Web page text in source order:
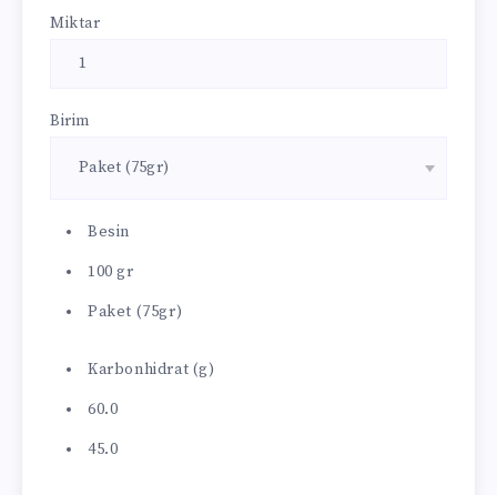
Miktar
Birim
Besin
100 gr
Paket (75gr)
Karbonhidrat (g)
60.0
45.0